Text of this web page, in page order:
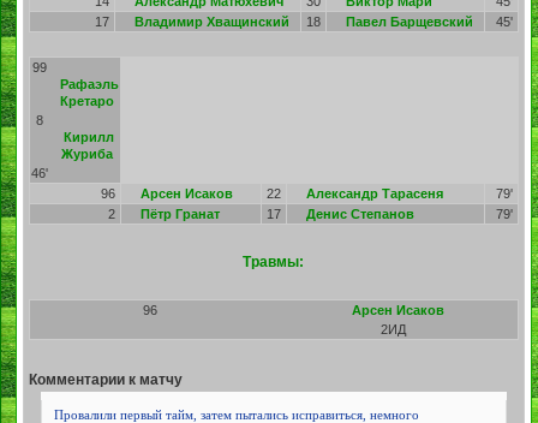
17
Владимир Хващинский 18 Павел Барщевский 45'
99
Рафаэль
Кретаро
8
Кирилл
Журиба
46'
96
Арсен Исаков 22 Александр Тарасеня
79'
2
Пётр Гранат 17 Денис Степанов 79'
Травмы:
96
Арсен Исаков
2ИД
Комментарии к матчу
Провалили первый тайм, затем пытались исправиться, немного